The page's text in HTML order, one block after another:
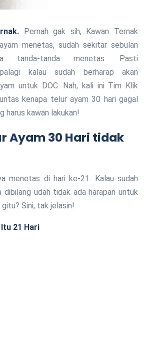
Pernah gak sih, Kawan Ternak
menetas, sudah sekitar sebulan
tanda-tanda menetas. Pasti
kalau sudah berharap akan
untuk DOC. Nah, kali ini Tim Klik
kenapa telur ayam 30 hari gagal
harus kawan lakukan!
Ayam 30 Hari tidak
menetas di hari ke-21. Kalau sudah
udah tidak ada harapan untuk
Sini, tak jelasin!
21 Hari